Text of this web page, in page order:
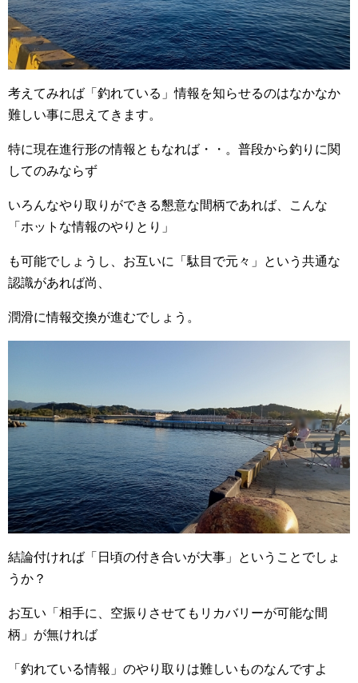
考えてみれば「釣れている」情報を知らせるのはなかなか
難しい事に思えてきます。
特に現在進行形の情報ともなれば・・。普段から釣りに関
してのみならず
いろんなやり取りができる懇意な間柄であれば、こんな
「ホットな情報のやりとり」
も可能でしょうし、お互いに「駄目で元々」という共通な
認識があれば尚、
潤滑に情報交換が進むでしょう。
結論付ければ「日頃の付き合いが大事」ということでしょ
うか？
お互い「相手に、空振りさせてもリカバリーが可能な間
柄」が無ければ
「釣れている情報」のやり取りは難しいものなんですよ